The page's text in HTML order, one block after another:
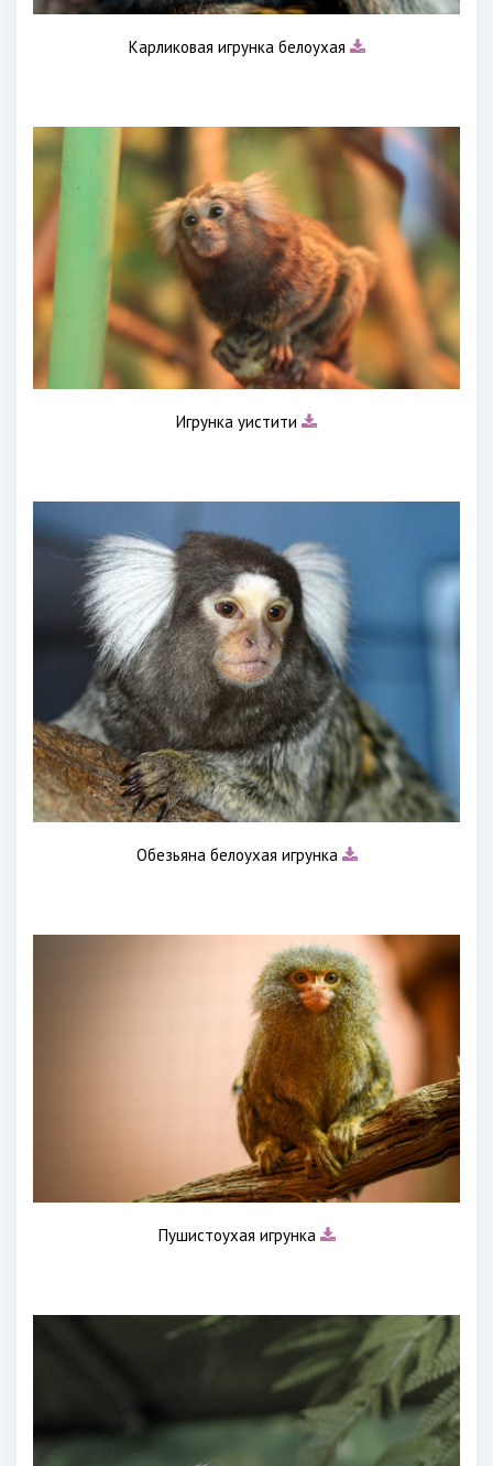
Карликовая игрунка белоухая
Игрунка уистити
Обезьяна белоухая игрунка
Пушистоухая игрунка